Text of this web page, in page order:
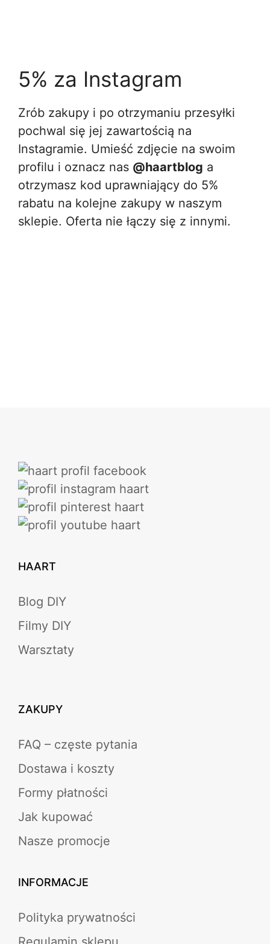
5% za Instagram
Zrób zakupy i po otrzymaniu przesyłki
pochwal się jej zawartością na
Instagramie. Umieść zdjęcie na swoim
profilu i oznacz nas @haartblog a
otrzymasz kod uprawniający do 5%
rabatu na kolejne zakupy w naszym
sklepie. Oferta nie łączy się z innymi.
HAART
Blog DIY
Filmy DIY
Warsztaty
ZAKUPY
FAQ – częste pytania
Dostawa i koszty
Formy płatności
Jak kupować
Nasze promocje
INFORMACJE
Polityka prywatności